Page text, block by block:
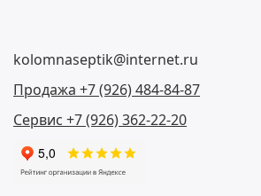
kolomnaseptik@internet.ru
Продажа +7 (926) 484-84-87
Сервис +7 (926) 362-22-20